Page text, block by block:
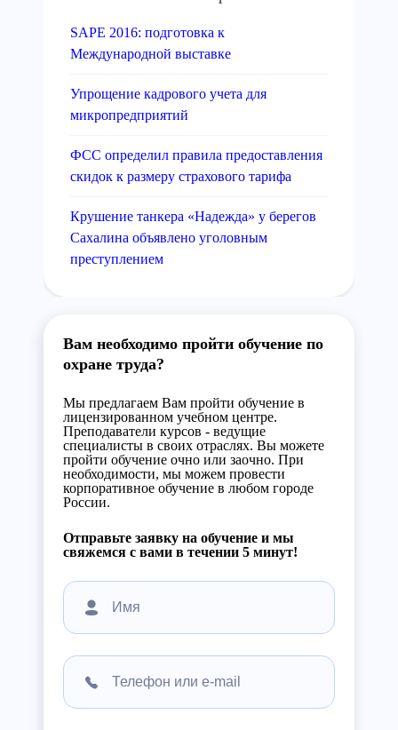
SAPE 2016: подготовка к
Международной выставке
Упрощение кадрового учета для
микропредприятий
ФСС определил правила предоставления
скидок к размеру страхового тарифа
Крушение танкера «Надежда» у берегов
Сахалина объявлено уголовным
преступлением
Вам необходимо пройти обучение по
охране труда?
Мы предлагаем Вам пройти обучение в
лицензированном учебном центре.
Преподаватели курсов - ведущие
специалисты в своих отраслях. Вы можете
пройти обучение очно или заочно. При
необходимости, мы можем провести
корпоративное обучение в любом городе
России.
Отправьте заявку на обучение и мы
свяжемся с вами в течении 5 минут!